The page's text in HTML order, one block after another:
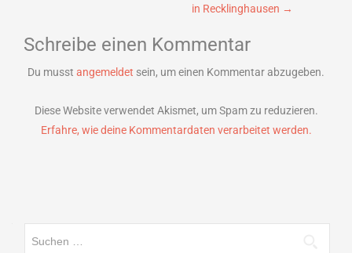
in Recklinghausen →
Schreibe einen Kommentar
Du musst angemeldet sein, um einen Kommentar abzugeben.
Diese Website verwendet Akismet, um Spam zu reduzieren.
Erfahre, wie deine Kommentardaten verarbeitet werden.